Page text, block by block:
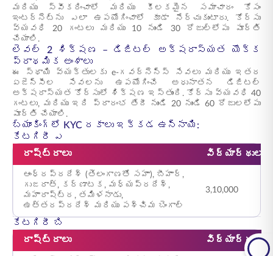
మరియు స్వీకరించాలో మరియు కీలకమైన సమాచారం కోసం
ఇంటర్నెట్‌ను ఎలా ఉపయోగించాలో కూడా నేర్చుకుంటారు. కోర్సు
వ్యవధి 20 గంటలు మరియు 10 నుండి 30 రోజుల్లోపు పూర్తి
చేయాలి.
లెవల్ 2 శిక్షణ – డిజిటల్ అక్షరాస్యత యొక్క
ప్రాథమిక అంశాలు
ఈ స్థాయి వ్యక్తులకు e-గవర్నెన్స్ సేవలు మరియు ఇతర
ఏజెన్సీల సేవలను ఉపయోగించే అధునాతన డిజిటల్
అక్షరాస్యత కోర్సులో శిక్షణ ఇస్తుంది. కోర్సు వ్యవధి 40
గంటలు, మరియు ఇది ప్రారంభ తేదీ నుండి 20 నుండి 60 రోజులలోపు
పూర్తి చేయాలి.
బ్యాంకింగ్‌లో KYC రకాలు ఇక్కడ ఉన్నాయి:
కేటగిరీ ఎ
రాష్ట్రాలు
విద్యార్థుల
ఆంధ్రప్రదేశ్ (తెలంగాణతో సహా), బీహార్,
గుజరాత్, కర్ణాటక, మధ్యప్రదేశ్,
మహారాష్ట్ర, తమిళనాడు,
ఉత్తరప్రదేశ్ మరియు పశ్చిమ బెంగాల్
3,10,000
కేటగిరీ బి
రాష్ట్రాలు
విద్యార్థుల